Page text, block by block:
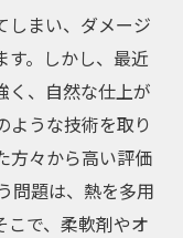
しまい、ダメージ
す。しかし、最近
く、自然な仕上が
ような技術を取り
方々から高い評価
問題は、熱を多用
こで、柔軟剤やオ